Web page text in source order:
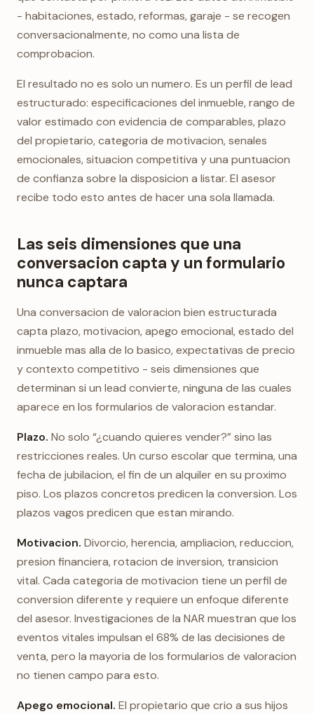
- habitaciones, estado, reformas, garaje - se recogen
conversacionalmente, no como una lista de
comprobacion.
El resultado no es solo un numero. Es un perfil de lead
estructurado: especificaciones del inmueble, rango de
valor estimado con evidencia de comparables, plazo
del propietario, categoria de motivacion, senales
emocionales, situacion competitiva y una puntuacion
de confianza sobre la disposicion a listar. El asesor
recibe todo esto antes de hacer una sola llamada.
Las seis dimensiones que una
conversacion capta y un formulario
nunca captara
Una conversacion de valoracion bien estructurada
capta plazo, motivacion, apego emocional, estado del
inmueble mas alla de lo basico, expectativas de precio
y contexto competitivo - seis dimensiones que
determinan si un lead convierte, ninguna de las cuales
aparece en los formularios de valoracion estandar.
Plazo. No solo “¿cuando quieres vender?” sino las
restricciones reales. Un curso escolar que termina, una
fecha de jubilacion, el fin de un alquiler en su proximo
piso. Los plazos concretos predicen la conversion. Los
plazos vagos predicen que estan mirando.
Motivacion. Divorcio, herencia, ampliacion, reduccion,
presion financiera, rotacion de inversion, transicion
vital. Cada categoria de motivacion tiene un perfil de
conversion diferente y requiere un enfoque diferente
del asesor. Investigaciones de la NAR muestran que los
eventos vitales impulsan el 68% de las decisiones de
venta, pero la mayoria de los formularios de valoracion
no tienen campo para esto.
Apego emocional. El propietario que crio a sus hijos